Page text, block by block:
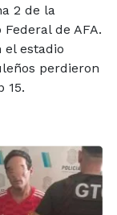
2 de la
de AFA.
el estadio
perdieron
15.